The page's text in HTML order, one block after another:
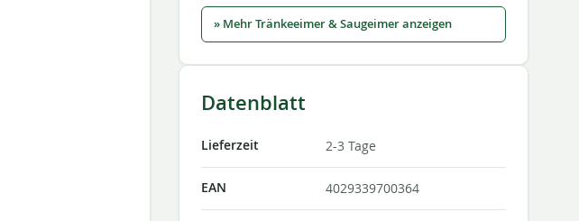
» Mehr Tränkeeimer & Saugeimer anzeigen
Datenblatt
Lieferzeit 2-3 Tage
EAN 4029339700364